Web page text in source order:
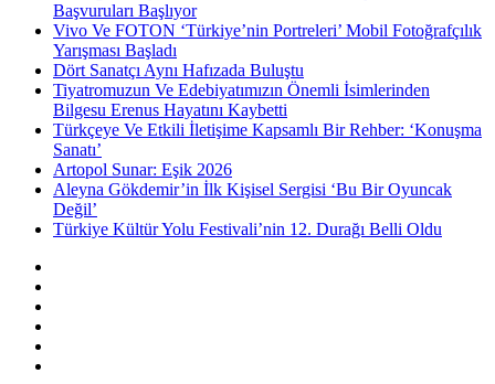
Başvuruları Başlıyor
Vivo Ve FOTON ‘Türkiye’nin Portreleri’ Mobil Fotoğrafçılık
Yarışması Başladı
Dört Sanatçı Aynı Hafızada Buluştu
Tiyatromuzun Ve Edebiyatımızın Önemli İsimlerinden
Bilgesu Erenus Hayatını Kaybetti
Türkçeye Ve Etkili İletişime Kapsamlı Bir Rehber: ‘Konuşma
Sanatı’
Artopol Sunar: Eşik 2026
Aleyna Gökdemir’in İlk Kişisel Sergisi ‘Bu Bir Oyuncak
Değil’
Türkiye Kültür Yolu Festivali’nin 12. Durağı Belli Oldu